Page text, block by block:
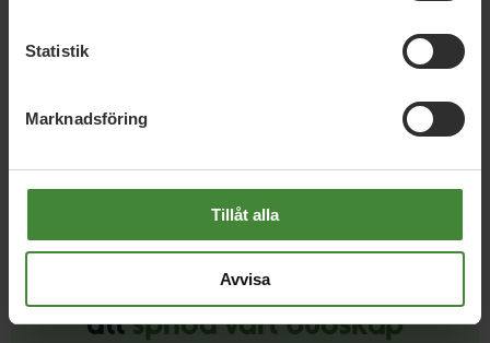
Statistik
Marknadsföring
Tillåt alla
Avvisa
Dela denna sida och hjälp oss
attsprida vårt budskap